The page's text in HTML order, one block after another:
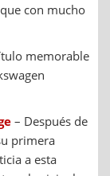
con mucho
memorable
– Después de
primera
a esta